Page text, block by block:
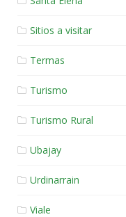
Sitios a visitar
Termas
Turismo
Turismo Rural
Ubajay
Urdinarrain
Viale